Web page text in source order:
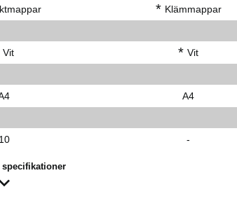
* Klämmappar
Vit * Vit
A4
10 -